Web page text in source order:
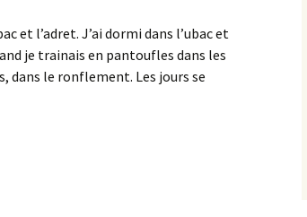
et l’adret. J’ai dormi dans l’ubac et
je trainais en pantoufles dans les
dans le ronflement. Les jours se